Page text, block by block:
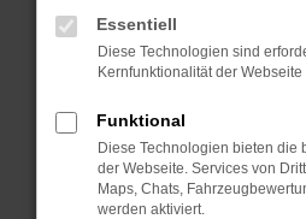
Prüfe deine
Manche
können das Laden
anderen Browser oder
Fenster?
Starte dein Gerät neu.
Essentiell
Diese Technologien sind
Kernfunktionalität der
Funktional
Diese Technologien bieten die
der Webseite. Services von
Maps, Chats,
werden aktiviert.